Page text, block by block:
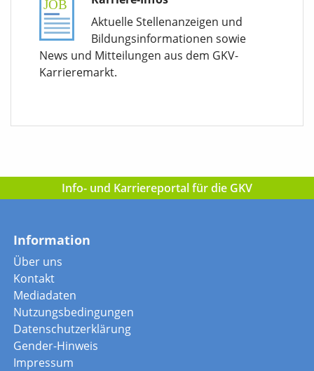
Aktuelle Stellenanzeigen und
Bildungsinformationen sowie
News und Mitteilungen aus dem GKV-
Karrieremarkt.
Info- und Karriereportal für die GKV
Information
Über uns
Kontakt
Mediadaten
Nutzungsbedingungen
Datenschutzerklärung
Gender-Hinweis
Impressum